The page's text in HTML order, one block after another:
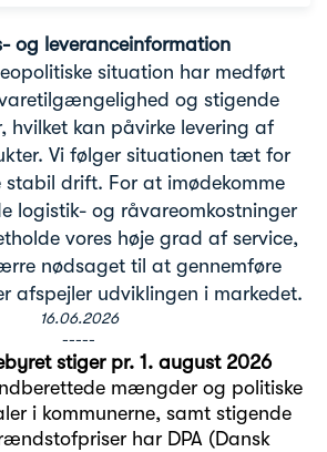
og leveranceinformation
situation har medført
og stigende
hvilket kan påvirke levering af
Vi følger situationen tæt for
drift. For at imødekomme
logistik- og råvareomkostninger
vores høje grad af service,
nødsaget til at gennemføre
afspejler udviklingen i markedet.
16.06.2026
-----
stiger pr. 1. august 2026
mængder og politiske
i kommunerne, samt stigende
har DPA (Dansk